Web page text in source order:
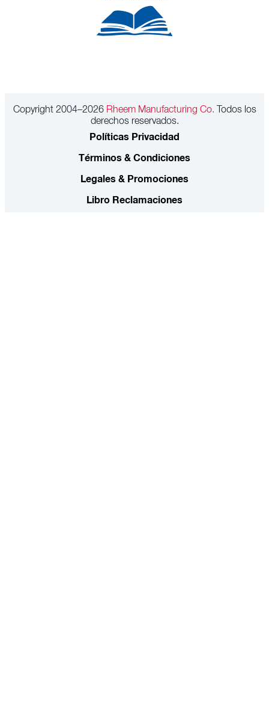
Copyright 2004–2026Rheem Manufacturing Co. Todos los
derechos reservados.
Políticas Privacidad
Términos & Condiciones
Legales & Promociones
Libro Reclamaciones